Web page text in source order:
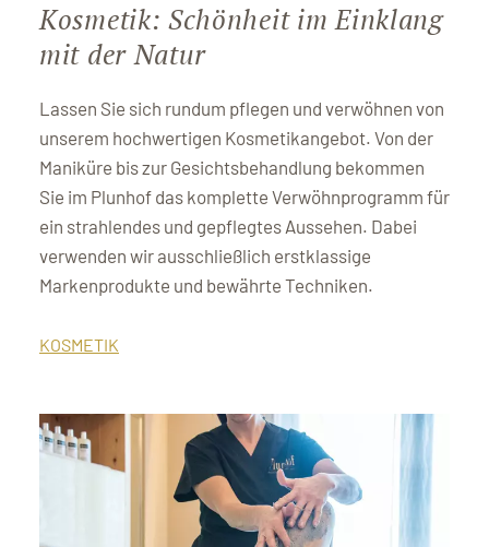
Kosmetik: Schönheit im Einklang
mit der Natur
Lassen Sie sich rundum pflegen und verwöhnen von
unserem hochwertigen Kosmetikangebot. Von der
Maniküre bis zur Gesichtsbehandlung bekommen
Sie im Plunhof das komplette Verwöhnprogramm für
ein strahlendes und gepflegtes Aussehen. Dabei
verwenden wir ausschließlich erstklassige
Markenprodukte und bewährte Techniken.
KOSMETIK